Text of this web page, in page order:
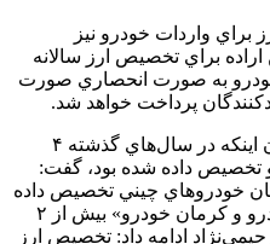
واردات خودرو نيز
براي تخصيص ارز سالانه
خودرو به صورت انحصاري صورت
پرداخت خواهد شد.
اين كارشناس صنعت خودرو با بيان اينكه در سال‌هاي گذشته ۴
تخصيص داده شده بود، گفت:
خودروهاي چيني تخصيص داده
شده بود و دو شركت «مديران خودرو و كرمان خودرو» بيش از ۲
ادامه داد: تخصيص ارز